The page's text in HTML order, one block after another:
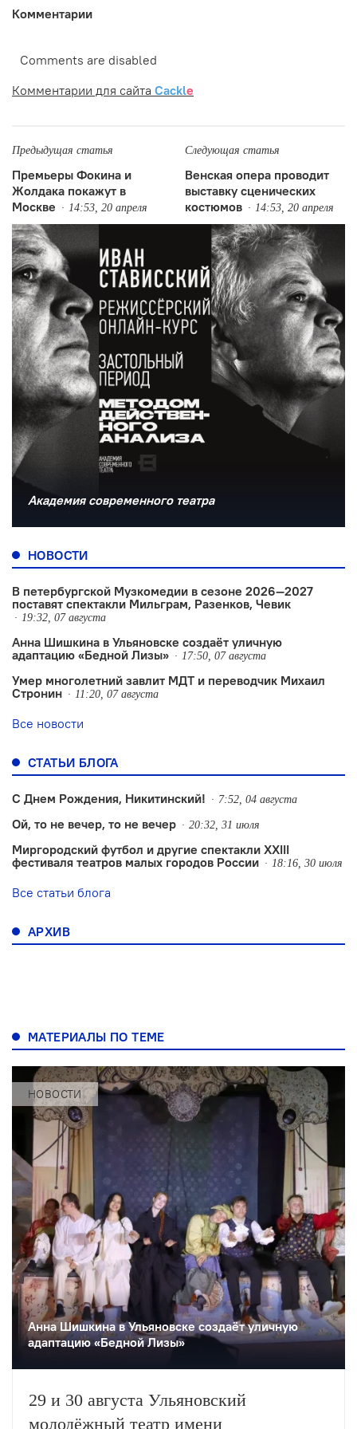
Комментарии
Comments are disabled
Комментарии для сайта Cackle
Предыдущая статья
Премьеры Фокина и
Жолдака покажут в
Москве
14:53, 20 апреля
Следующая статья
Венская опера проводит
выставку сценических
костюмов
14:53, 20 апреля
Академия современного театра
НОВОСТИ
В петербургской Музкомедии в сезоне 2026—2027
поставят спектакли Мильграм, Разенков, Чевик
19:32, 07 августа
Анна Шишкина в Ульяновске создаëт уличную
адаптацию «Бедной Лизы»
17:50, 07 августа
Умер многолетний завлит МДТ и переводчик Михаил
Стронин
11:20, 07 августа
Все новости
СТАТЬИ БЛОГА
С Днем Рождения, Никитинский! 7:52, 04 августа
Ой, то не вечер, то не вечер 20:32, 31 июля
Миргородский футбол и другие спектакли XXIII
фестиваля театров малых городов России
18:16, 30 июля
Все статьи блога
АРХИВ
МАТЕРИАЛЫ ПО ТЕМЕ
НОВОСТИ
Анна Шишкина в Ульяновске создаëт уличную
адаптацию «Бедной Лизы»
29 и 30 августа Ульяновский
молодёжный театр имени